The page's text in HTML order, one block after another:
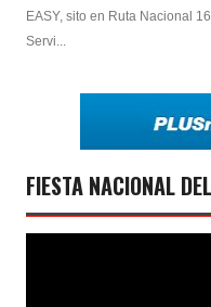
EASY, sito en Ruta Nacional
Servi...
FIESTA NACIONAL